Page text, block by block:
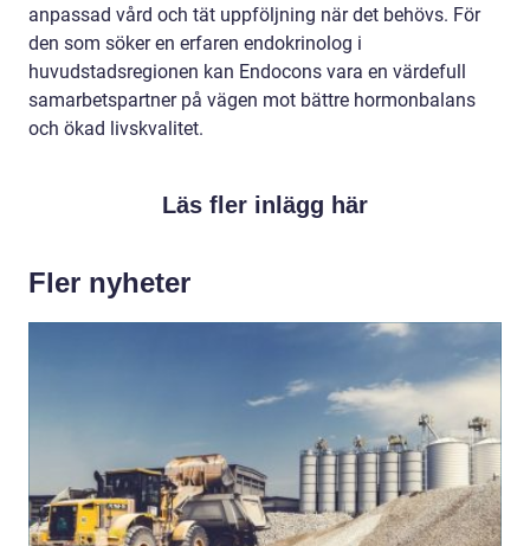
anpassad vård och tät uppföljning när det behövs. För
den som söker en erfaren endokrinolog i
huvudstadsregionen kan Endocons vara en värdefull
samarbetspartner på vägen mot bättre hormonbalans
och ökad livskvalitet.
Läs fler inlägg här
Fler nyheter